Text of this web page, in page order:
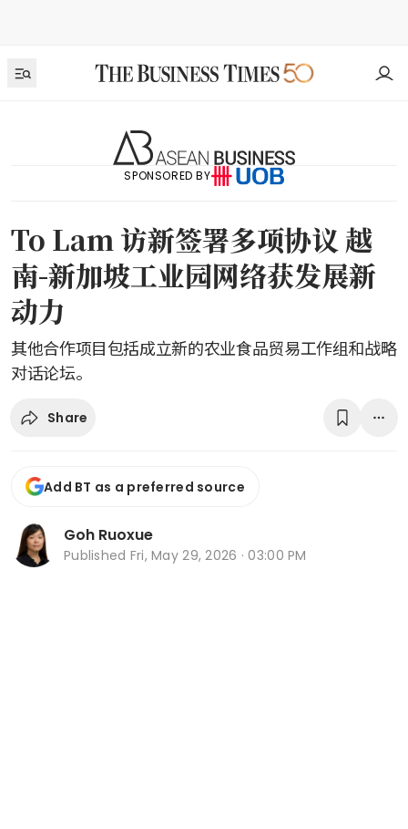
SPONSORED BY
To Lam 访新签署多项协议 越
南-新加坡工业园网络获发展新
动力
其他合作项目包括成立新的农业食品贸易工作组和战略
对话论坛。
Share
Add BT as a preferred source
Goh Ruoxue
Published Fri, May 29, 2026 · 03:00 PM